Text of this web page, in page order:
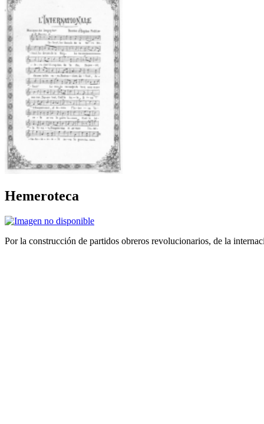
Hemeroteca
Por la construcción de partidos obreros revolucionarios, de la